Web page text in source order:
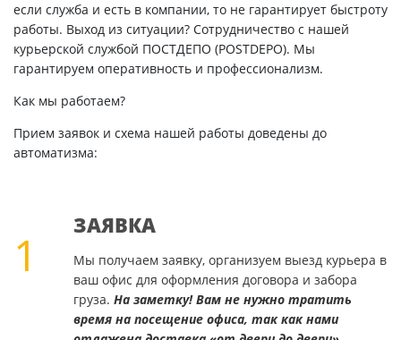
если служба и есть в компании, то не гарантирует быстроту
работы. Выход из ситуации? Сотрудничество с нашей
курьерской службой ПОСТДЕПО (POSTDEPO). Мы
гарантируем оперативность и профессионализм.
Как мы работаем?
Прием заявок и схема нашей работы доведены до
автоматизма:
1
ЗАЯВКА
Мы получаем заявку, организуем выезд курьера в
ваш офис для оформления договора и забора
груза. На заметку! Вам не нужно тратить
время на посещение офиса, так как нами